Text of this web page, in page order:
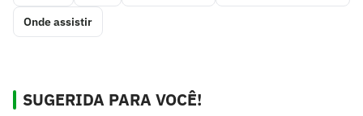
Onde assistir
SUGERIDA PARA VOCÊ!